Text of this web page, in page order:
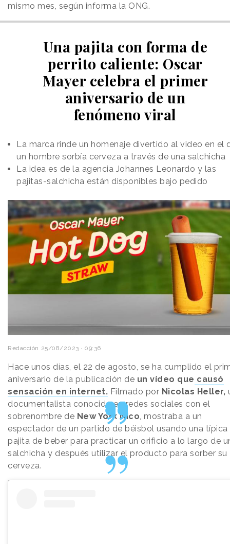
mismo mes, según informa la ONG.
Una pajita con forma de
perrito caliente: Oscar
Mayer celebra el primer
aniversario de un
fenómeno viral
La marca rinde un homenaje divertido al video en el
un hombre sorbía cerveza a través de una salchicha
La idea es de la agencia Johannes Leonardo y las
pajitas-salchicha están disponibles bajo pedido
Redacción 25/08/2023 · 09:36
Hace unos días, el 22 de agosto, se ha cumplido el
aniversario de la publicación de un vídeo que causó
sensación en internet. Filmado por Nicolas Heller,
documentalista conocido en redes sociales con el
sobrenombre de New York Nico, mostraba a un
espectador de un partido de béisbol usando una típica
pajita de beber para practicar un orificio a lo largo de
salchicha y después utilizar el producto para sorber su
cerveza.